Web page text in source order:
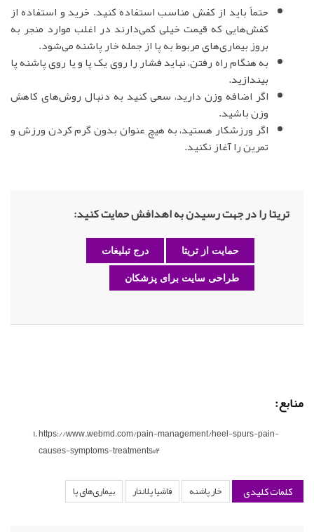
حتماً باید از کفش مناسب استفاده کنید. خرید و استفاده از
کفش‌هایی که قیمت خیلی کمی‌دارند در اغلب موارد منجر به
بروز بیماری‌های مربوط به پا از جمله خار پاشنه می‌شود.
به هنگام راه رفتن، نباید فشار را روی یک پا و یا روی پاشنه پا
بیندازید.
اگر اضافه وزن دارید، سعی کنید به دنبال روش‌های کاهش
وزن باشید.
اگر ورزشکار هستید، به هیچ عنوان بدون گرم کردن ورزش و
تمرین را آغاز نکنید.
تریتا را در جهت رسیدن به اهدافش حمایت کنید:
حمایت از تریتا درج تبلیغات
طراحی سایت برای پزشکان
منابع:
https://www.webmd.com/pain-management/heel-spurs-pain-
causes-symptoms-treatments#2
کلمات کلیدی خار پاشنه فاشیا پلانتار بیماری‌های پا